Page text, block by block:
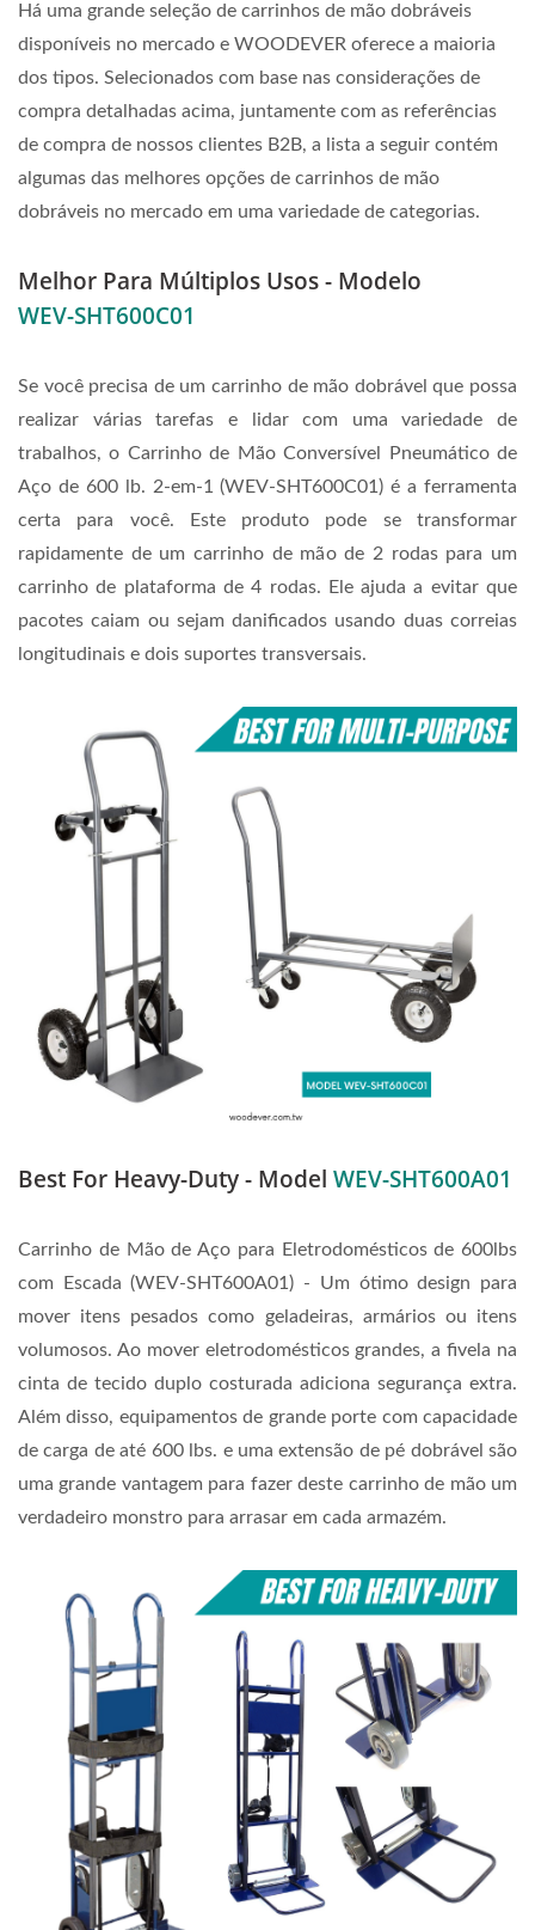
Há uma grande seleção de carrinhos de mão dobráveis
disponíveis no mercado e WOODEVER oferece a maioria
dos tipos. Selecionados com base nas considerações de
compra detalhadas acima, juntamente com as referências
de compra de nossos clientes B2B, a lista a seguir contém
algumas das melhores opções de carrinhos de mão
dobráveis no mercado em uma variedade de categorias.
Melhor Para Múltiplos Usos - Modelo
WEV-SHT600C01
Se você precisa de um carrinho de mão dobrável que possa
realizar várias tarefas e lidar com uma variedade de
trabalhos, o Carrinho de Mão Conversível Pneumático de
Aço de 600 lb. 2-em-1 (WEV-SHT600C01) é a ferramenta
certa para você. Este produto pode se transformar
rapidamente de um carrinho de mão de 2 rodas para um
carrinho de plataforma de 4 rodas. Ele ajuda a evitar que
pacotes caiam ou sejam danificados usando duas correias
longitudinais e dois suportes transversais.
Best For Heavy-Duty - Model WEV-SHT600A01
Carrinho de Mão de Aço para Eletrodomésticos de 600lbs
com Escada (WEV-SHT600A01) - Um ótimo design para
mover itens pesados como geladeiras, armários ou itens
volumosos. Ao mover eletrodomésticos grandes, a fivela na
cinta de tecido duplo costurada adiciona segurança extra.
Além disso, equipamentos de grande porte com capacidade
de carga de até 600 lbs. e uma extensão de pé dobrável são
uma grande vantagem para fazer deste carrinho de mão um
verdadeiro monstro para arrasar em cada armazém.